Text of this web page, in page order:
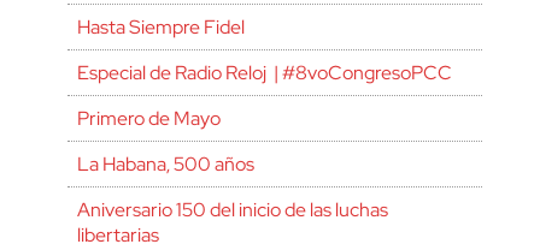
Hasta Siempre Fidel
Especial de Radio Reloj | #8voCongresoPCC
Primero de Mayo
La Habana, 500 años
Aniversario 150 del inicio de las luchas
libertarias